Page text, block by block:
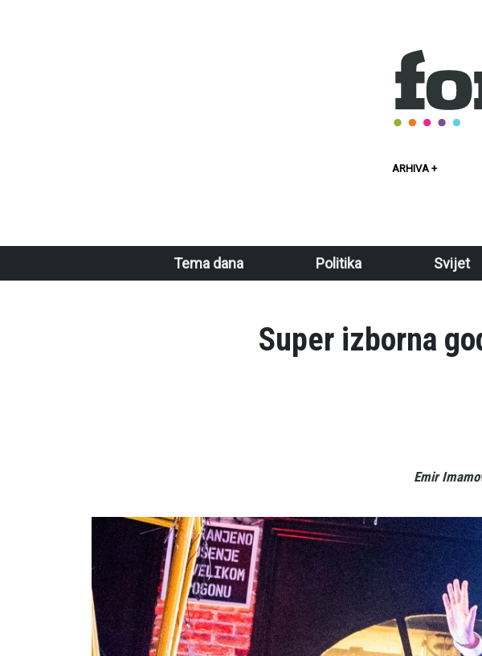
ARHIVA +
Tema dana Politika Svijet
Super izborna
Emir